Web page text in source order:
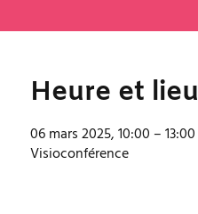
Heure et lieu
06 mars 2025, 10:00 – 13:00
Visioconférence